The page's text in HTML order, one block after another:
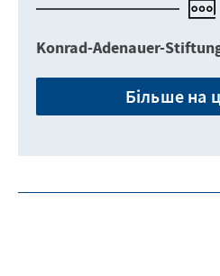
Konrad-Adenauer-
Більше на